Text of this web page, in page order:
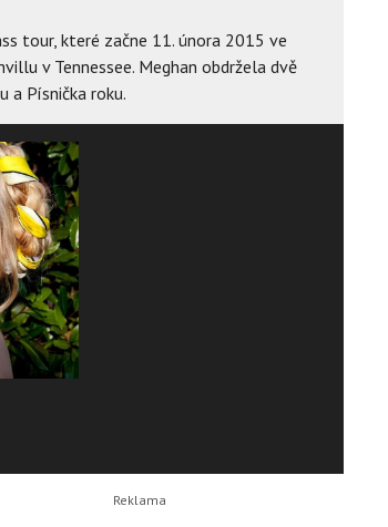
tour, které začne 11. února 2015 ve
v Tennessee. Meghan obdržela dvě
a Písnička roku.